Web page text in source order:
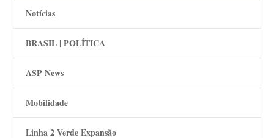
Notícias
BRASIL | POLÍTICA
ASP News
Mobilidade
Linha 2 Verde Expansão